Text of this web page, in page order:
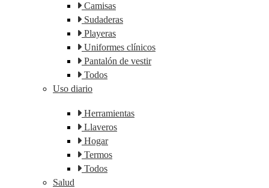
Camisas
Sudaderas
Playeras
Uniformes clínicos
Pantalón de vestir
Todos
Uso diario
Herramientas
Llaveros
Hogar
Termos
Todos
Salud